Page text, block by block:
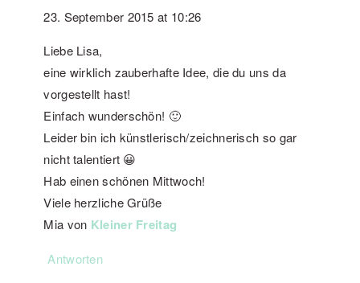
23. September 2015 at 10:26
Liebe Lisa,
eine wirklich zauberhafte Idee, die du uns da
vorgestellt hast!
Einfach wunderschön! 🙂
Leider bin ich künstlerisch/zeichnerisch so gar
nicht talentiert 😀
Hab einen schönen Mittwoch!
Viele herzliche Grüße
Mia von Kleiner Freitag
Antworten